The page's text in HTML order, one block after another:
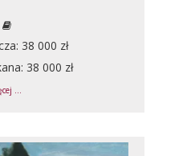
38 000 zł
38 000 zł
...